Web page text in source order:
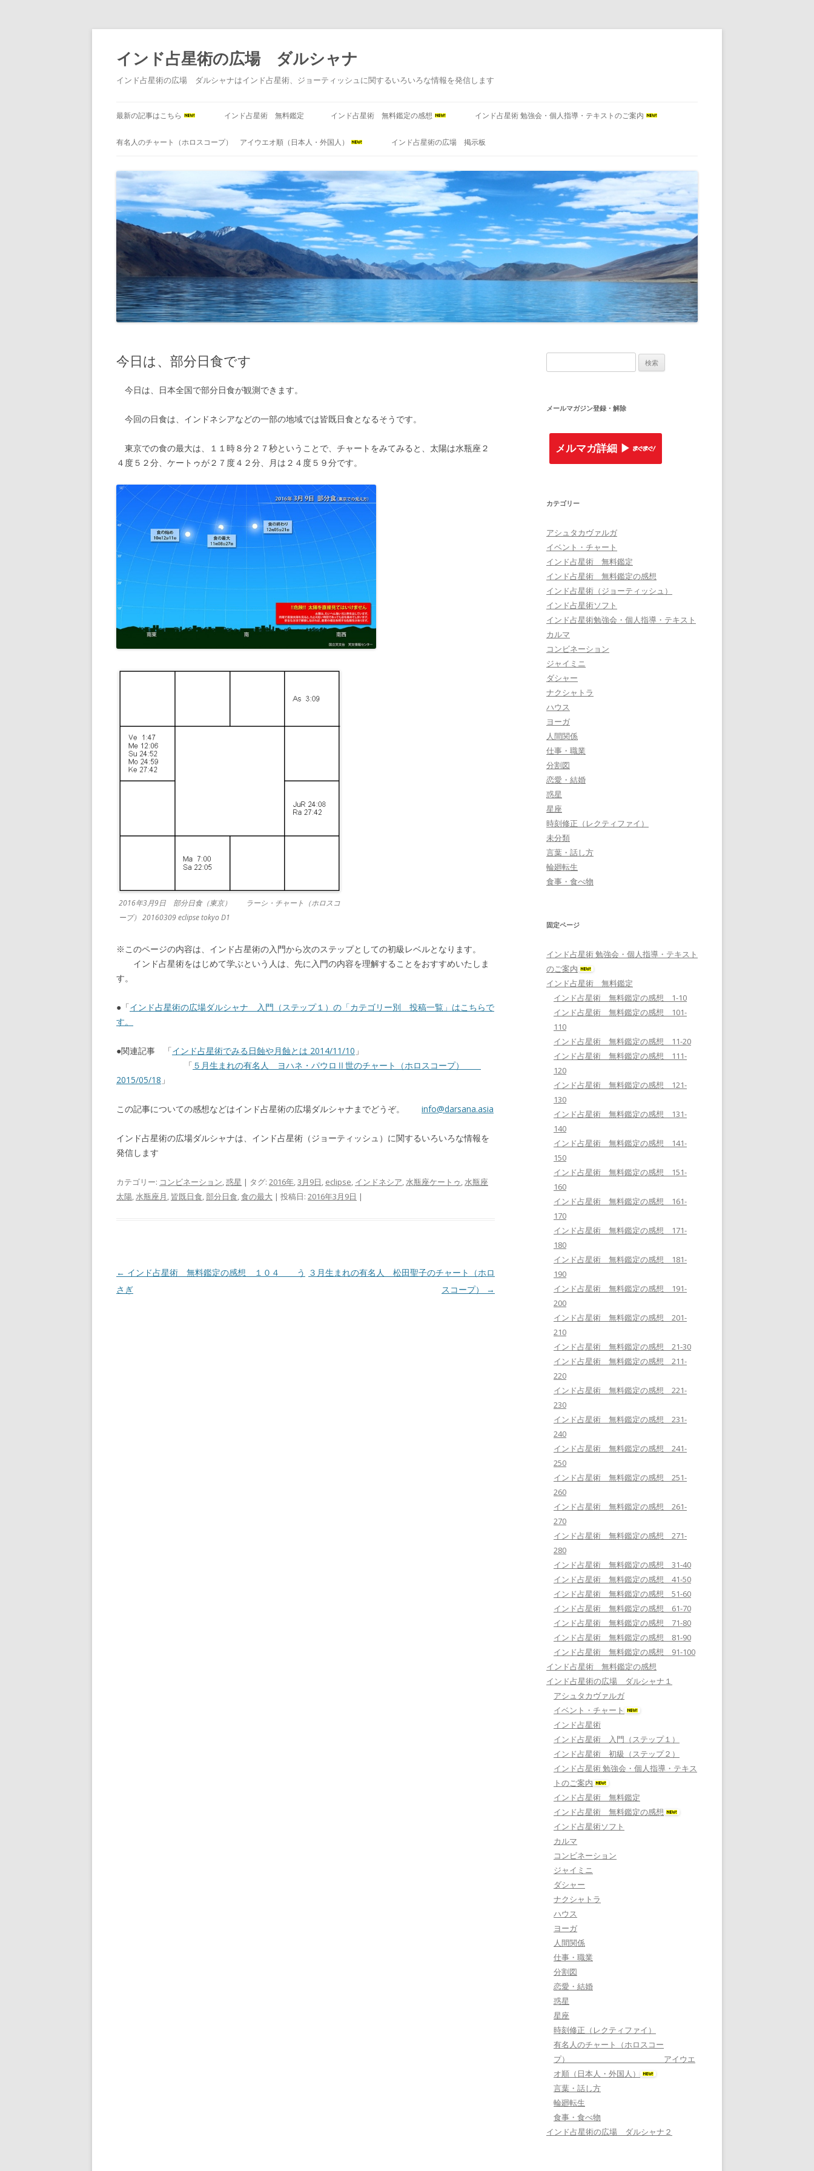
インド占星術の広場 ダルシャナ
インド占星術の広場 ダルシャナはインド占星術、ジョーティッシュに関するいろいろな情報を発信します
最新の記事はこちら インド占星術 無料鑑定 インド占星術 無料鑑定の感想 インド占星術 勉強会・個人指導・テキストのご案内
有名人のチャート（ホロスコープ） アイウエオ順（日本人・外国人） インド占星術の広場 掲示板
今日は、部分日食です
今日は、日本全国で部分日食が観測できます。
今回の日食は、インドネシアなどの一部の地域では皆既日食となるそうです。
東京での食の最大は、１１時８分２７秒ということで、チャートをみてみると、太陽は水瓶座２
４度５２分、ケートゥが２７度４２分、月は２４度５９分です。
2016年3月9日 部分日食（東京） ラーシ・チャート（ホロスコ
ープ） 20160309 eclipse tokyo D1
※このページの内容は、インド占星術の入門から次のステップとしての初級レベルとなります。
インド占星術をはじめて学ぶという人は、先に入門の内容を理解することをおすすめいたしま
す。
●「インド占星術の広場ダルシャナ 入門（ステップ１）の「カテゴリー別 投稿一覧」はこちらで
す。
●関連記事 「インド占星術でみる日蝕や月蝕とは 2014/11/10 」
「 ５月生まれの有名人 ヨハネ・パウロⅡ世のチャート（ホロスコープ）
2015/05/18 」
この記事についての感想などはインド占星術の広場ダルシャナまでどうぞ。 info@darsana.asia
インド占星術の広場ダルシャナは、インド占星術（ジョーティッシュ）に関するいろいろな情報を
発信します
カテゴリー: コンビネーション,惑星 | タグ: 2016年,3月9日, eclipse, インドネシア,水瓶座ケートゥ,水瓶座
太陽,水瓶座月 , 皆既日食,部分日食,食の最大 | 投稿日: 2016年3月9日 |
投稿ナビゲーション
← インド占星術 無料鑑定の感想 １０４ う
さぎ
３月生まれの有名人 松田聖子のチャート（ホロ
スコープ）
→
メールマガジン登録・解除
メルマガ詳細 ▶︎
カテゴリー
アシュタカヴァルガ
イベント・チャート
インド占星術 無料鑑定
インド占星術 無料鑑定の感想
インド占星術（ジョーティッシュ）
インド占星術ソフト
インド占星術勉強会・個人指導・テキスト
カルマ
コンビネーション
ジャイミニ
ダシャー
ナクシャトラ
ハウス
ヨーガ
人間関係
仕事・職業
分割図
恋愛・結婚
惑星
星座
時刻修正（レクティファイ）
未分類
言葉・話し方
輪廻転生
食事・食べ物
固定ページ
インド占星術 勉強会・個人指導・テキスト
のご案内
インド占星術 無料鑑定
インド占星術 無料鑑定の感想 1-10
インド占星術 無料鑑定の感想 101-
110
インド占星術 無料鑑定の感想 11-20
インド占星術 無料鑑定の感想 111-
120
インド占星術 無料鑑定の感想 121-
130
インド占星術 無料鑑定の感想 131-
140
インド占星術 無料鑑定の感想 141-
150
インド占星術 無料鑑定の感想 151-
160
インド占星術 無料鑑定の感想 161-
170
インド占星術 無料鑑定の感想 171-
180
インド占星術 無料鑑定の感想 181-
190
インド占星術 無料鑑定の感想 191-
200
インド占星術 無料鑑定の感想 201-
210
インド占星術 無料鑑定の感想 21-30
インド占星術 無料鑑定の感想 211-
220
インド占星術 無料鑑定の感想 221-
230
インド占星術 無料鑑定の感想 231-
240
インド占星術 無料鑑定の感想 241-
250
インド占星術 無料鑑定の感想 251-
260
インド占星術 無料鑑定の感想 261-
270
インド占星術 無料鑑定の感想 271-
280
インド占星術 無料鑑定の感想 31-40
インド占星術 無料鑑定の感想 41-50
インド占星術 無料鑑定の感想 51-60
インド占星術 無料鑑定の感想 61-70
インド占星術 無料鑑定の感想 71-80
インド占星術 無料鑑定の感想 81-90
インド占星術 無料鑑定の感想 91-100
インド占星術 無料鑑定の感想
インド占星術の広場 ダルシャナ１
アシュタカヴァルガ
イベント・チャート
インド占星術
インド占星術 入門（ステップ１）
インド占星術 初級（ステップ２）
インド占星術 勉強会・個人指導・テキス
トのご案内
インド占星術 無料鑑定
インド占星術 無料鑑定の感想
インド占星術ソフト
カルマ
コンビネーション
ジャイミニ
ダシャー
ナクシャトラ
ハウス
ヨーガ
人間関係
仕事・職業
分割図
恋愛・結婚
惑星
星座
時刻修正（レクティファイ）
有名人のチャート（ホロスコー
プ） アイウエ
オ順（日本人・外国人）
言葉・話し方
輪廻転生
食事・食べ物
インド占星術の広場 ダルシャナ２